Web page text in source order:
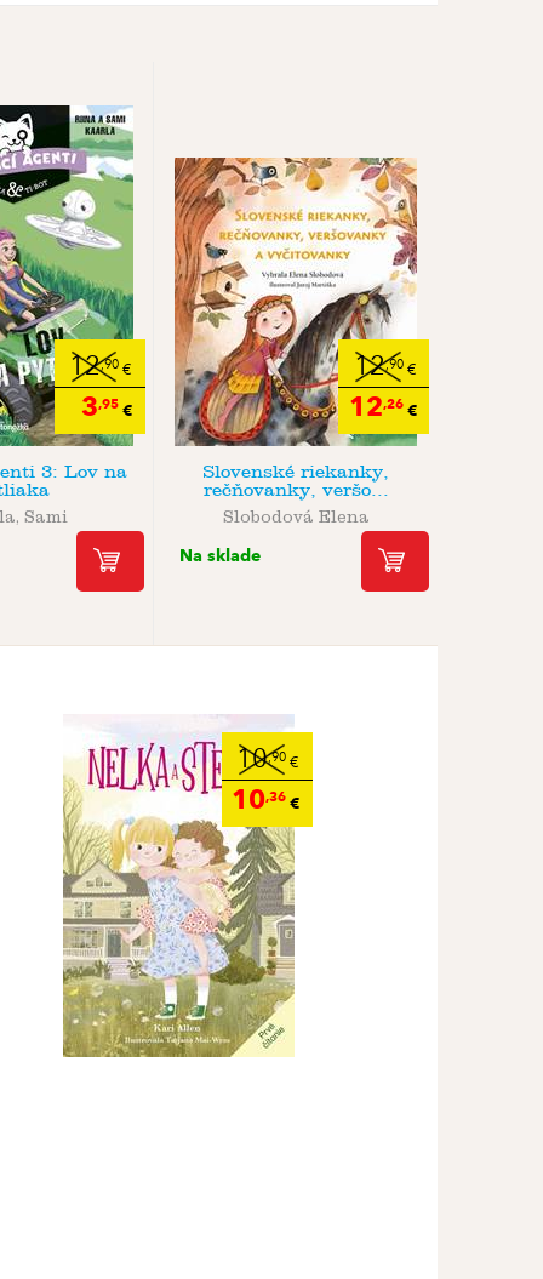
12,90 €
3,95 €
3: Lov na
Sami
12,90€
12,26€
Slovenské riekanky,
rečňovanky, veršo...
Slobodová Elena
Na sklade
10,90 €
10,36 €